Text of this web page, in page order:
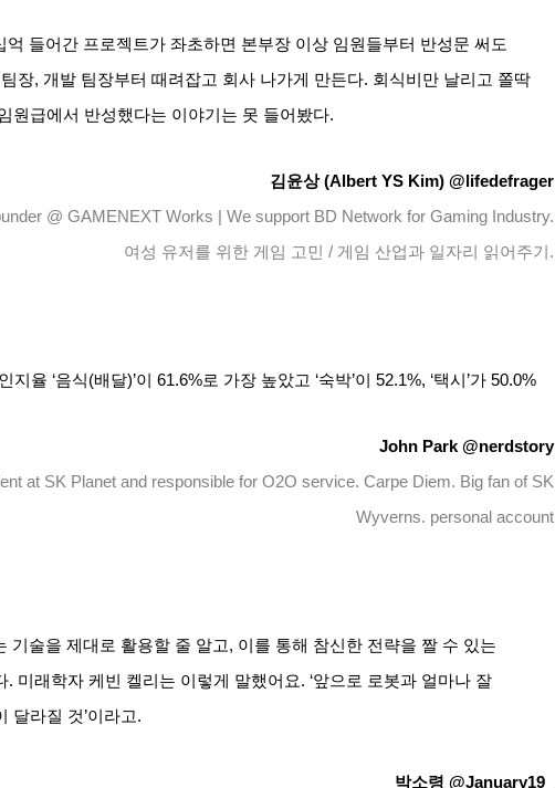
억 들어간 프로젝트가 좌초하면 본부장 이상 임원들부터 반성문 써도
장, 개발 팀장부터 때려잡고 회사 나가게 만든다. 회식비만 날리고 쫄딱
원급에서 반성했다는 이야기는 못 들어봤다.
김윤상(Albert YS Kim) @lifedefrager
@ GAMENEXT Works | We support BD Network for Gaming Industry.
여성 유저를 위한 게임 고민 / 게임 산업과 일자리 읽어주기.
인지율 ‘음식(배달)’이 61.6%로 가장 높았고 ‘숙박’이 52.1%, ‘택시’가 50.0%
John Park @nerdstory
at SK Planet and responsible for O2O service. Carpe Diem. Big fan of SK
Wyverns. personal account
기술을 제대로 활용할 줄 알고, 이를 통해 참신한 전략을 짤 수 있는
. 미래학자 케빈 켈리는 이렇게 말했어요. ‘앞으로 로봇과 얼마나 잘
달라질 것’이라고.
박소령 @January19_